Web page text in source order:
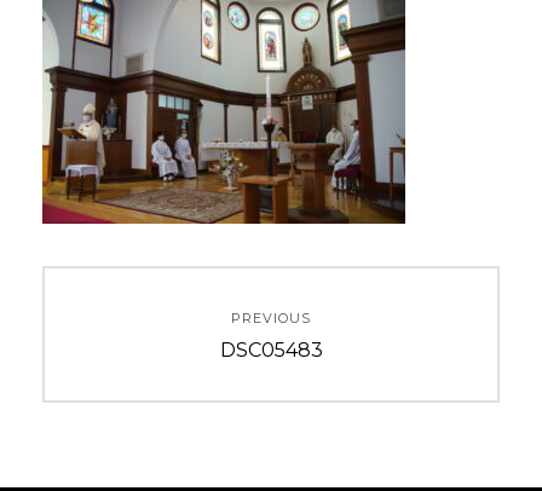
ナ
PREVIOUS
Previous
DSC05483